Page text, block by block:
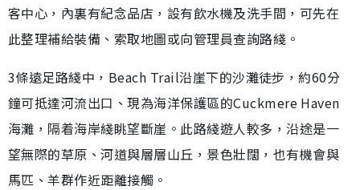
客中心，內裏有紀念品店，設有飲水機及洗手間，可先在
此整理補給裝備、索取地圖或向管理員查詢路綫。
3條遠足路綫中，Beach Trail沿崖下的沙灘徒步，約60分
鐘可抵達河流出口、現為海洋保護區的Cuckmere Haven
海灘，隔着海岸綫眺望斷崖。此路綫遊人較多，沿途是一
望無際的草原、河道與層層山丘，景色壯闊，也有機會與
馬匹、羊群作近距離接觸。